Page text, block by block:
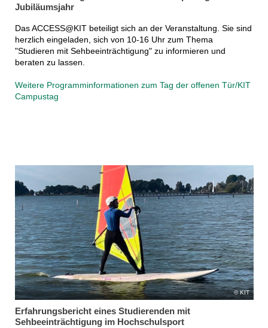
Jubiläumsjahr
Das ACCESS@KIT beteiligt sich an der Veranstaltung. Sie sind
herzlich eingeladen, sich von 10-16 Uhr zum Thema
"Studieren mit Sehbeeinträchtigung" zu informieren und
beraten zu lassen.
Weitere Programminformationen zum Tag der offenen Tür/KIT
Campustag
KIT
Erfahrungsbericht eines Studierenden mit
Sehbeeinträchtigung im Hochschulsport